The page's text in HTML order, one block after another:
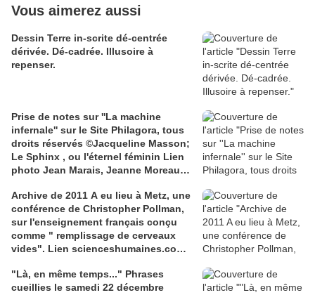
Vous aimerez aussi
Dessin Terre in-scrite dé-centrée
dérivée. Dé-cadrée. Illusoire à
repenser.
Prise de notes sur ''La machine
infernale'' sur le Site Philagora, tous
droits réservés ©Jacqueline Masson;
Le Sphinx , ou l'éternel féminin Lien
photo Jean Marais, Jeanne Moreau
Archive de 2011 A eu lieu à Metz, une
conférence de Christopher Pollman,
sur l'enseignement français conçu
comme " remplissage de cerveaux
vides". Lien scienceshumaines.com,
Léotard, ''Le dressage des élites...''
"Là, en même temps..." Phrases
cueillies le samedi 22 décembre